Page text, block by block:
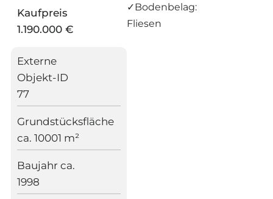
Kaufpreis
1.190.000 €
Externe
Objekt-ID
77
Grundstücksfläche
ca. 10001 m²
Baujahr ca.
1998
✓Bodenbelag:
Fliesen